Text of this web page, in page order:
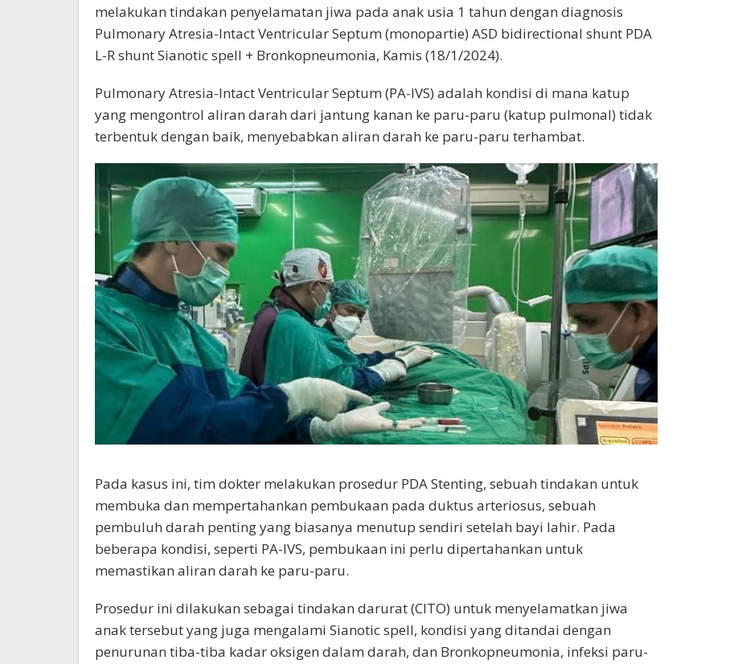
melakukan tindakan penyelamatan jiwa pada anak usia 1 tahun dengan diagnosis
Pulmonary Atresia-Intact Ventricular Septum (monopartie) ASD bidirectional shunt PDA
L-R shunt Sianotic spell + Bronkopneumonia, Kamis (18/1/2024).
Pulmonary Atresia-Intact Ventricular Septum (PA-IVS) adalah kondisi di mana katup
yang mengontrol aliran darah dari jantung kanan ke paru-paru (katup pulmonal) tidak
terbentuk dengan baik, menyebabkan aliran darah ke paru-paru terhambat.
Pada kasus ini, tim dokter melakukan prosedur PDA Stenting, sebuah tindakan untuk
membuka dan mempertahankan pembukaan pada duktus arteriosus, sebuah
pembuluh darah penting yang biasanya menutup sendiri setelah bayi lahir. Pada
beberapa kondisi, seperti PA-IVS, pembukaan ini perlu dipertahankan untuk
memastikan aliran darah ke paru-paru.
Prosedur ini dilakukan sebagai tindakan darurat (CITO) untuk menyelamatkan jiwa
anak tersebut yang juga mengalami Sianotic spell, kondisi yang ditandai dengan
penurunan tiba-tiba kadar oksigen dalam darah, dan Bronkopneumonia, infeksi paru-